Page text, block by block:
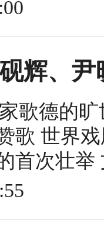
砚辉、
歌德的
歌 世界
首次壮